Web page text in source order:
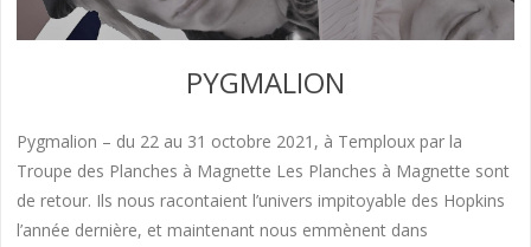
PYGMALION
Pygmalion – du 22 au 31 octobre 2021, à Temploux par la
Troupe des Planches à Magnette Les Planches à Magnette sont
de retour. Ils nous racontaient l’univers impitoyable des Hopkins
l’année dernière, et maintenant nous emmènent dans